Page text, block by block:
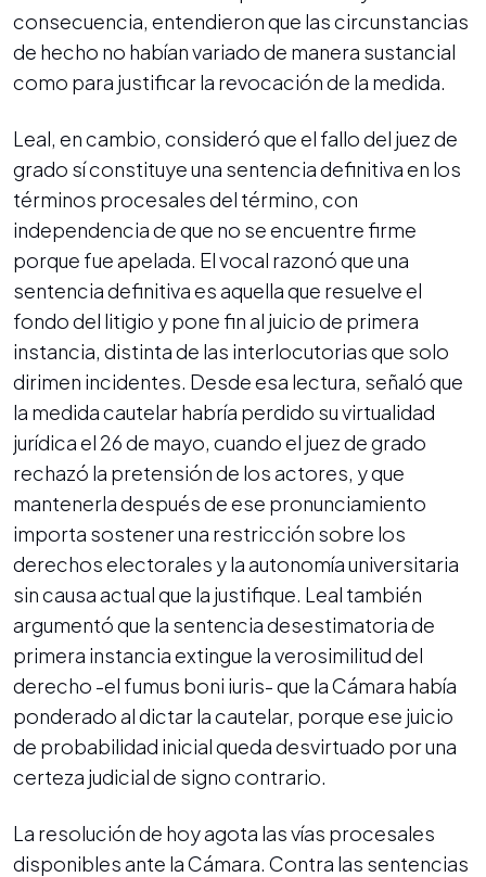
consecuencia, entendieron que las circunstancias
de hecho no habían variado de manera sustancial
como para justificar la revocación de la medida.
Leal, en cambio, consideró que el fallo del juez de
grado sí constituye una sentencia definitiva en los
términos procesales del término, con
independencia de que no se encuentre firme
porque fue apelada. El vocal razonó que una
sentencia definitiva es aquella que resuelve el
fondo del litigio y pone fin al juicio de primera
instancia, distinta de las interlocutorias que solo
dirimen incidentes. Desde esa lectura, señaló que
la medida cautelar habría perdido su virtualidad
jurídica el 26 de mayo, cuando el juez de grado
rechazó la pretensión de los actores, y que
mantenerla después de ese pronunciamiento
importa sostener una restricción sobre los
derechos electorales y la autonomía universitaria
sin causa actual que la justifique. Leal también
argumentó que la sentencia desestimatoria de
primera instancia extingue la verosimilitud del
derecho -el fumus boni iuris- que la Cámara había
ponderado al dictar la cautelar, porque ese juicio
de probabilidad inicial queda desvirtuado por una
certeza judicial de signo contrario.
La resolución de hoy agota las vías procesales
disponibles ante la Cámara. Contra las sentencias